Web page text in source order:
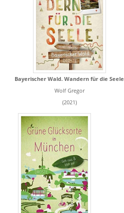
Bayerischer Wald. Wandern für die Seele
Wolf Gregor
(2021)